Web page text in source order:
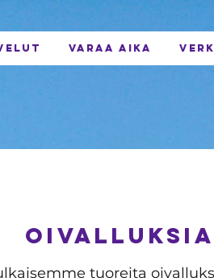
VARAA AIKA
tuoreita
OIvalluKSIA